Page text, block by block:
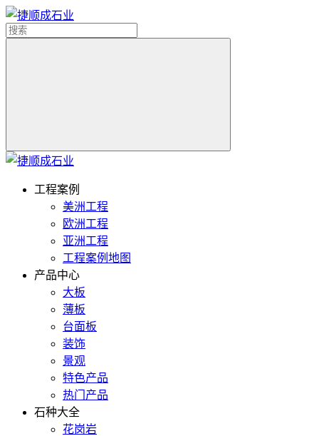
工程案例
美洲工程
欧洲工程
亚洲工程
工程案例地图
产品中心
大板
薄板
台面板
装饰
景观
特色产品
热门产品
石种大全
花岗岩